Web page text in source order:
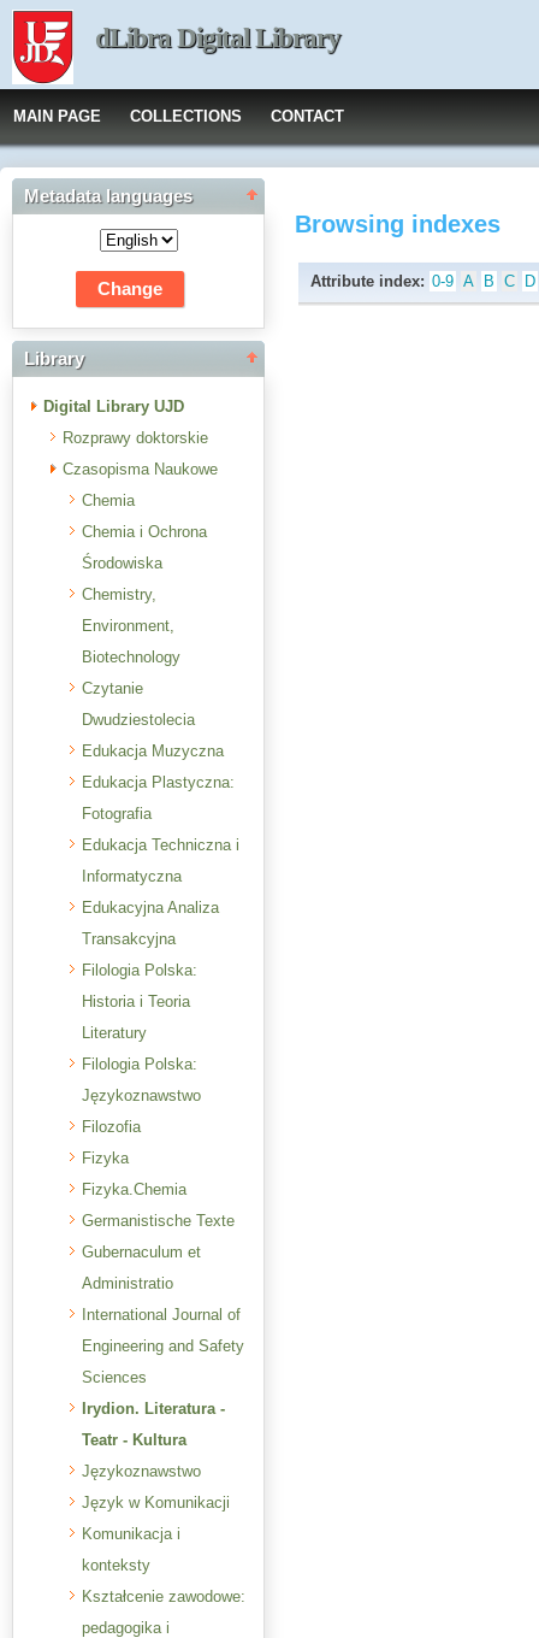
dLibra Digital Library
MAIN PAGE COLLECTIONS CONTACT
Metadata languages
Library
Digital Library UJD
Rozprawy doktorskie
Czasopisma Naukowe
Chemia
Chemia i Ochrona
Środowiska
Chemistry,
Environment,
Biotechnology
Czytanie
Dwudziestolecia
Edukacja Muzyczna
Edukacja Plastyczna:
Fotografia
Edukacja Techniczna i
Informatyczna
Edukacyjna Analiza
Transakcyjna
Filologia Polska:
Historia i Teoria
Literatury
Filologia Polska:
Językoznawstwo
Filozofia
Fizyka
Fizyka.Chemia
Germanistische Texte
Gubernaculum et
Administratio
International Journal of
Engineering and Safety
Sciences
Irydion. Literatura -
Teatr - Kultura
Językoznawstwo
Język w Komunikacji
Komunikacja i
konteksty
Kształcenie zawodowe:
pedagogika i
Browsing indexes
Attribute index: 0-9 A B C D